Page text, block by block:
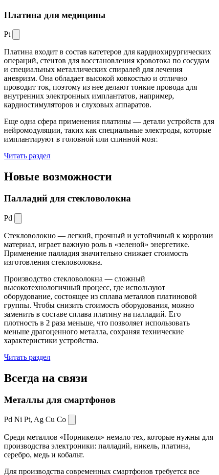
Платина для медицины
Pt
Платина входит в состав катетеров для кардиохирургических
операций, стентов для восстановления кровотока по сосудам
и специальных металлических спиралей для лечения
аневризм. Она обладает высокой ковкостью и отлично
проводит ток, поэтому из нее делают тонкие провода для
внутренних электронных имплантатов, например,
кардиостимуляторов и слуховых аппаратов.
Еще одна сфера применения платины — детали устройств для
нейромодуляции, таких как специальные электроды, которые
имплантируют в головной или спинной мозг.
Читать раздел
Новые возможности
Палладий для стекловолокна
Pd
Стекловолокно — легкий, прочный и устойчивый к коррозии
материал, играет важную роль в «зеленой» энергетике.
Применение палладия значительно снижает стоимость
изготовления стекловолокна.
Производство стекловолокна — сложный
высокотехнологичный процесс, где используют
оборудование, состоящее из сплава металлов платиновой
группы. Чтобы снизить стоимость оборудования, можно
заменить в составе сплава платину на палладий. Его
плотность в 2 раза меньше, что позволяет использовать
меньше драгоценного металла, сохраняя технические
характеристики устройства.
Читать раздел
Всегда на связи
Металлы для смартфонов
Pd Ni Pt, Ag Cu Co
Среди металлов «Норникеля» немало тех, которые нужны для
производства электроники: палладий, никель, платина,
серебро, медь и кобальт.
Для производства современных смартфонов требуется все